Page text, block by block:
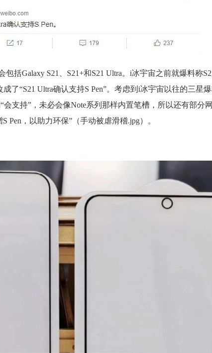
括Galaxy S21、S21+和S21 Ultra。i冰宇宙之前就爆料称
了“S21 Ultra确认支持S Pen”。考虑到i冰宇宙以往的三星
支持”，未必会像Note系列那样内置笔槽，所以还有部分
Pen，以助力环保”（手动被虐滑稽.jpg）。